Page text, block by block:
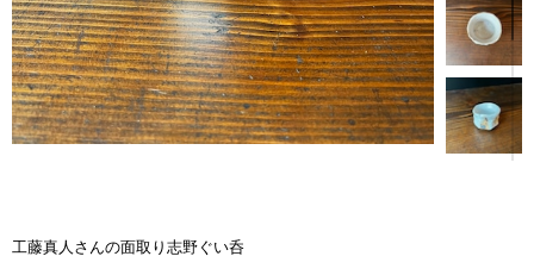
工藤真人さんの面取り志野ぐい呑